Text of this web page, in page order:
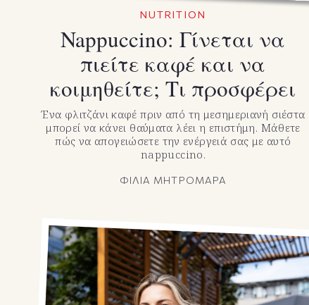
NUTRITION
Nappuccino: Γίνεται να
πιείτε καφέ και να
κοιμηθείτε; Τι προσφέρει
Ένα φλιτζάνι καφέ πριν από τη μεσημεριανή σιέστα
μπορεί να κάνει θαύματα λέει η επιστήμη. Μάθετε
πώς να απογειώσετε την ενέργειά σας με αυτό
nappuccino.
ΦΙΛΙΑ ΜΗΤΡΟΜΑΡΑ